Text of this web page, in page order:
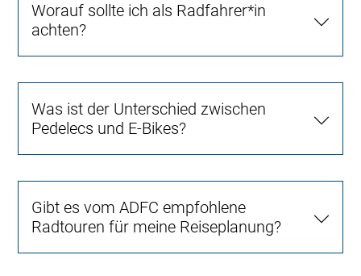
Worauf sollte ich als Radfahrer*in
achten?
Was ist der Unterschied zwischen
Pedelecs und E-Bikes?
Gibt es vom ADFC empfohlene
Radtouren für meine Reiseplanung?